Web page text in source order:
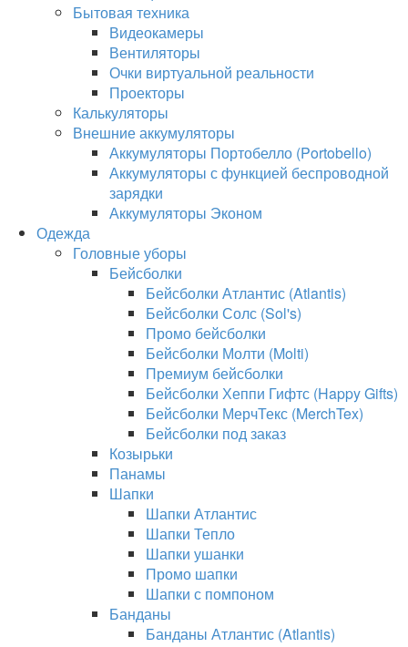
Бытовая техника
Видеокамеры
Вентиляторы
Очки виртуальной реальности
Проекторы
Калькуляторы
Внешние аккумуляторы
Аккумуляторы Портобелло (Portobello)
Аккумуляторы с функцией беспроводной
зарядки
Аккумуляторы Эконом
Одежда
Головные уборы
Бейсболки
Бейсболки Атлантис (Atlantis)
Бейсболки Солс (Sol's)
Промо бейсболки
Бейсболки Молти (Molti)
Премиум бейсболки
Бейсболки Хеппи Гифтс (Happy Gifts)
Бейсболки МерчТекс (MerchTex)
Бейсболки под заказ
Козырьки
Панамы
Шапки
Шапки Атлантис
Шапки Тепло
Шапки ушанки
Промо шапки
Шапки с помпоном
Банданы
Банданы Атлантис (Atlantis)